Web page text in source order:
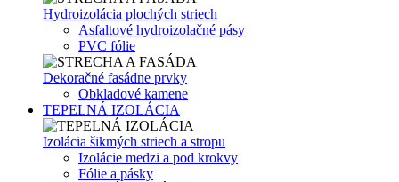
Hydroizolácia plochých striech
Asfaltové hydroizolačné pásy
PVC fólie
Dekoračné fasádne prvky
Obkladové kamene
TEPELNÁ IZOLÁCIA
Izolácia šikmých striech a stropu
Izolácie medzi a pod krokvy
Fólie a pásky